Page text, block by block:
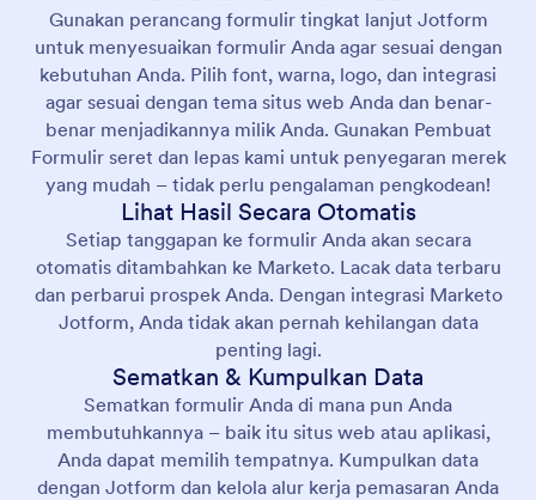
Gunakan perancang formulir tingkat lanjut Jotform
untuk menyesuaikan formulir Anda agar sesuai dengan
kebutuhan Anda. Pilih font, warna, logo, dan integrasi
agar sesuai dengan tema situs web Anda dan benar-
benar menjadikannya milik Anda. Gunakan Pembuat
Formulir seret dan lepas kami untuk penyegaran merek
yang mudah – tidak perlu pengalaman pengkodean!
Lihat Hasil Secara Otomatis
Setiap tanggapan ke formulir Anda akan secara
otomatis ditambahkan ke Marketo. Lacak data terbaru
dan perbarui prospek Anda. Dengan integrasi Marketo
Jotform, Anda tidak akan pernah kehilangan data
penting lagi.
Sematkan & Kumpulkan Data
Sematkan formulir Anda di mana pun Anda
membutuhkannya – baik itu situs web atau aplikasi,
Anda dapat memilih tempatnya. Kumpulkan data
dengan Jotform dan kelola alur kerja pemasaran Anda